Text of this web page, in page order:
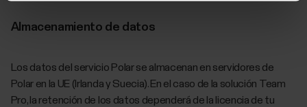
Almacenamiento de datos
Los datos del servicio Polar se almacenan en servidores de
Polar en la UE (Irlanda y Suecia). En el caso de la solución Team
Pro, la retención de los datos dependerá de la licencia de tu